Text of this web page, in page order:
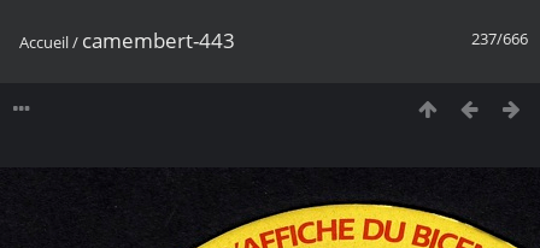
237/666
Accueil/ camembert-443